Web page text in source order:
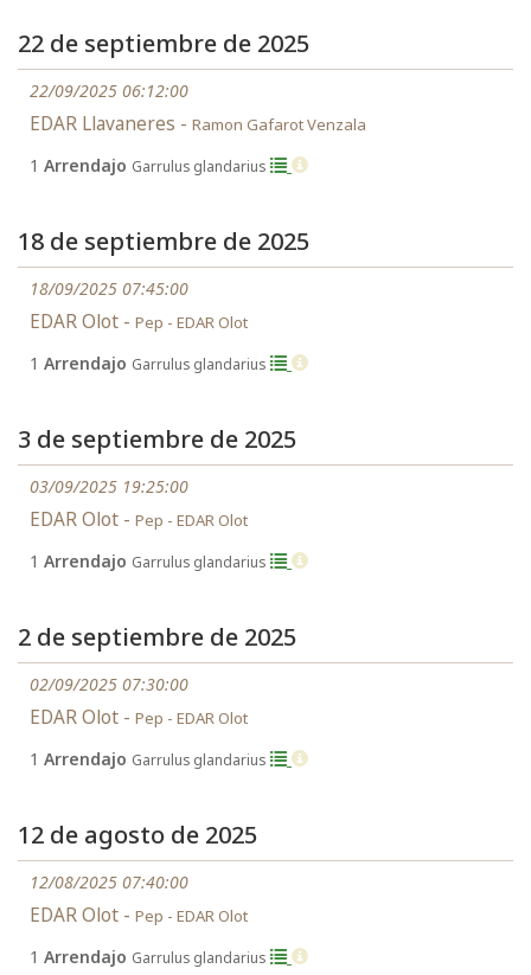
22 de septiembre de 2025
22/09/2025 06:12:00
EDAR Llavaneres - Ramon Gafarot Venzala
1 Arrendajo Garrulus glandarius
18 de septiembre de 2025
18/09/2025 07:45:00
EDAR Olot - Pep - EDAR Olot
1 Arrendajo Garrulus glandarius
3 de septiembre de 2025
03/09/2025 19:25:00
EDAR Olot - Pep - EDAR Olot
1 Arrendajo Garrulus glandarius
2 de septiembre de 2025
02/09/2025 07:30:00
EDAR Olot - Pep - EDAR Olot
1 Arrendajo Garrulus glandarius
12 de agosto de 2025
12/08/2025 07:40:00
EDAR Olot - Pep - EDAR Olot
1 Arrendajo Garrulus glandarius